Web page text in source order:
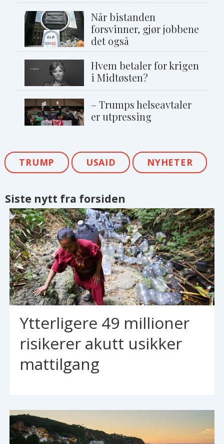
Når bistanden
forsvinner, gjør jobbene
det også
Hvem betaler for krigen
i Midtøsten?
– Trumps helseavtaler
er utpressing
TRUMP USAID NYHETER
Siste nytt fra forsiden
Ytterligere 49 millioner
risikerer akutt usikker
mattilgang